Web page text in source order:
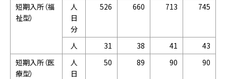
短期入所（福
祉型）
人
日
分
526 660 713 745
人 31 38 41
43
短期入所（医
療型）
人
日
50 89 90 90